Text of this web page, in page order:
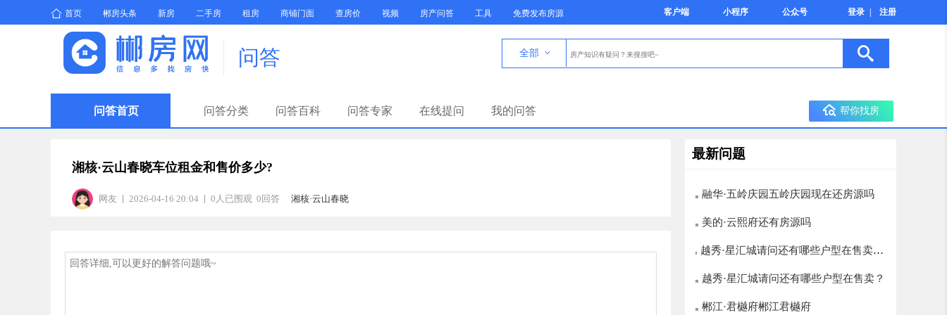
首页 郴房头条 新房 二手房 租房 商铺门面 查房价 视频 房产问答 工具 免费发布房源 客户端 小程序 公众号 登录 注册
问答 全部 
问答首页 问答分类 问答百科 问答专家 在线提问 我的问答 帮你找房
湘核·云山春晓车位租金和售价多少?
网友 2026-04-16 20:04 0人已围观 0回答 湘核·云山春晓
最新问题
融华·五岭庆园五岭庆园现在还房源吗
美的·云熙府还有房源吗
越秀·星汇城请问还有哪些户型在售卖？
楼层选择有哪些，12层以上的有哪些
越秀·星汇城请问还有哪些户型在售卖？
郴江·君樾府郴江君樾府